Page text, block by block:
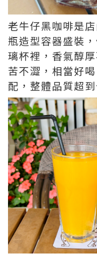
老牛仔黑咖啡是
瓶造型容器盛裝
璃杯裡，香氣醇
苦不澀，相當好
配，整體品質超到